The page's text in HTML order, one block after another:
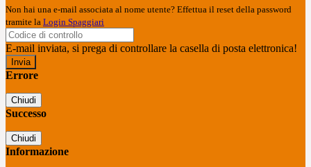
Non hai una e-mail associata al nome utente? Effettua il reset della password
tramite la Login Spaggiari
E-mail inviata, si prega di controllare la casella di posta elettronica!
Errore
Chiudi
Successo
Chiudi
Informazione